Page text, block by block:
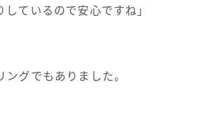
ているので安心ですね」
グでもありました。